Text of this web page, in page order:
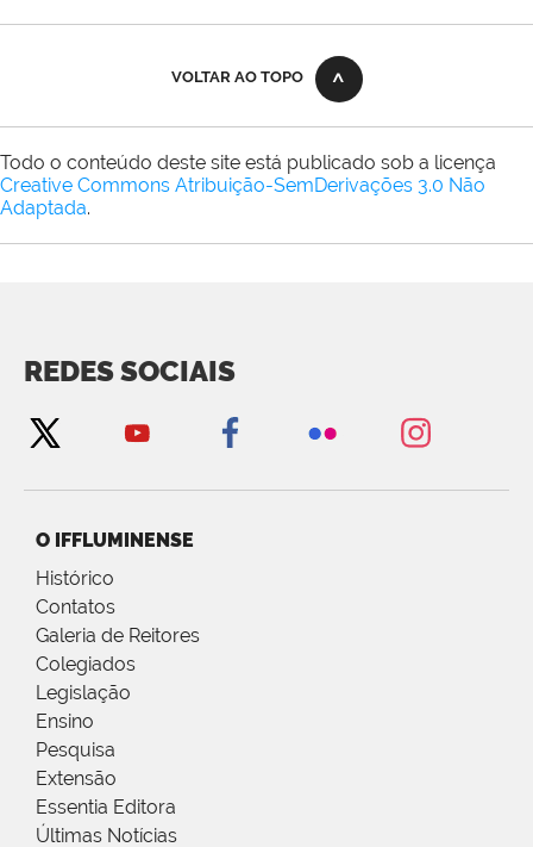
VOLTAR AO TOPO
Todo o conteúdo deste site está publicado sob a licença
Creative Commons Atribuição-SemDerivações 3.0 Não
Adaptada.
REDES SOCIAIS
O IFFLUMINENSE
Histórico
Contatos
Galeria de Reitores
Colegiados
Legislação
Ensino
Pesquisa
Extensão
Essentia Editora
Últimas Notícias